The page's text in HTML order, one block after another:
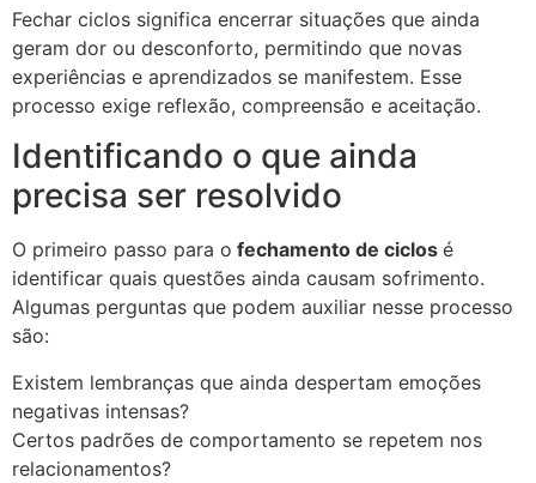
Fechar ciclos significa encerrar situações que ainda
geram dor ou desconforto, permitindo que novas
experiências e aprendizados se manifestem. Esse
processo exige reflexão, compreensão e aceitação.
Identificando o que ainda
precisa ser resolvido
O primeiro passo para o fechamento de ciclos é
identificar quais questões ainda causam sofrimento.
Algumas perguntas que podem auxiliar nesse processo
são:
Existem lembranças que ainda despertam emoções
negativas intensas?
Certos padrões de comportamento se repetem nos
relacionamentos?